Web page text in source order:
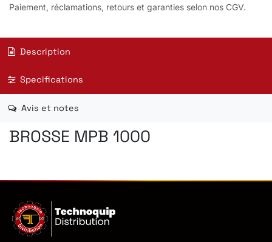
Paiement, réclamations, retours et garanties selon nos CGV.
Description
Specifications
Avis et notes
BROSSE MPB 1000